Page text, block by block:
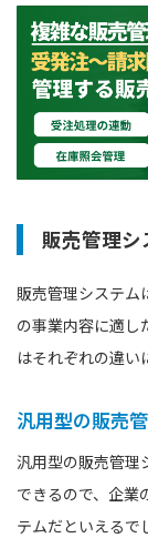
販売管理
販売管理システム
の事業内容に適し
はそれぞれの違い
汎用型の販売
汎用型の販売管理
できるので、企業
テムだといえるで